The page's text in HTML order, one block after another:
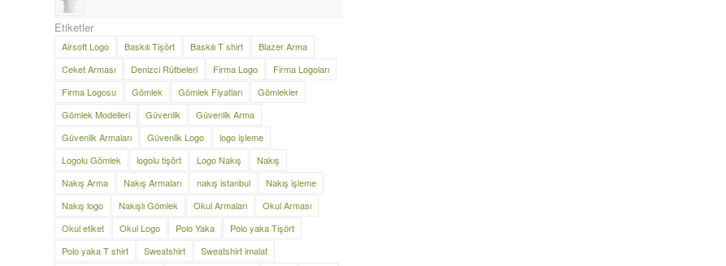
Etiketler
Airsoft Logo Baskılı Tişört Baskılı T shirt
Blazer Arma
Ceket Arması
Denizci Rütbeleri Firma Logo
Firma Logoları
Firma Logosu
Gömlek Gömlek Fiyatları
Gömlekler
Gömlek Modelleri
Güvenlik
Güvenlik Arma
Güvenlik Armaları
Güvenlik Logo
logo işleme
Logolu Gömlek
logolu tişört Logo Nakış
Nakış
Nakış Arma
Nakış Armaları nakış istanbul
Nakış işleme
Nakış logo
Nakışlı Gömlek Okul Armaları
Okul Arması
Okul etiket
Okul Logo Polo Yaka
Polo yaka Tişört
Polo yaka T shirt
Sweatshirt
Sweatshirt imalat